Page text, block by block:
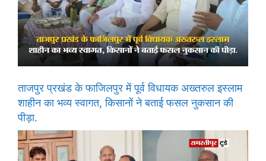
ताजपुर प्रखंड के फाजिलपुर में पूर्व विधायक अख्तरुल इस्लाम
शाहीन का भव्य स्वागत, किसानों ने बताई फसल नुकसान की
पीड़ा.